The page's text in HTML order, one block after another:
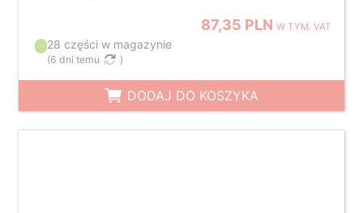
87,35 PLNW TYM. VAT
28 części w magazynie
(6 dni temu )
DODAJ DO KOSZYKA